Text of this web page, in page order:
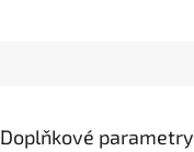
Doplňkové parametry